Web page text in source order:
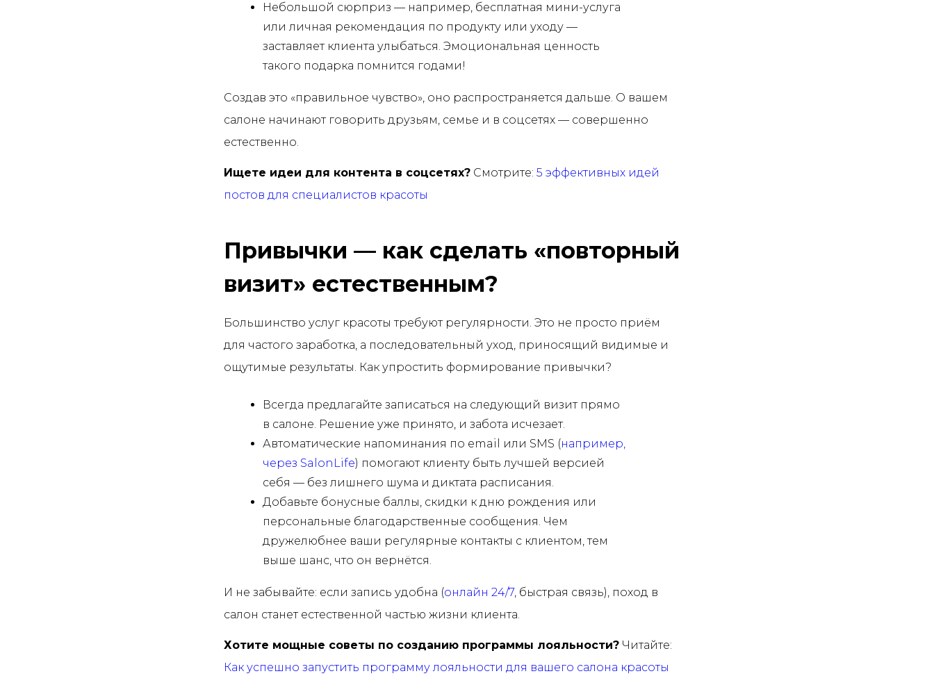
Небольшой сюрприз — например, бесплатная мини-услуга
или личная рекомендация по продукту или уходу —
заставляет клиента улыбаться. Эмоциональная ценность
такого подарка помнится годами!
Создав это «правильное чувство», оно распространяется дальше. О вашем
салоне начинают говорить друзьям, семье и в соцсетях — совершенно
естественно.
Ищете идеи для контента в соцсетях? Смотрите: 5 эффективных идей
постов для специалистов красоты
Привычки — как сделать «повторный
визит» естественным?
Большинство услуг красоты требуют регулярности. Это не просто приём
для частого заработка, а последовательный уход, приносящий видимые и
ощутимые результаты. Как упростить формирование привычки?
Всегда предлагайте записаться на следующий визит прямо
в салоне. Решение уже принято, и забота исчезает.
Автоматические напоминания по email или SMS (например,
через SalonLife) помогают клиенту быть лучшей версией
себя — без лишнего шума и диктата расписания.
Добавьте бонусные баллы, скидки к дню рождения или
персональные благодарственные сообщения. Чем
дружелюбнее ваши регулярные контакты с клиентом, тем
выше шанс, что он вернётся.
И не забывайте: если запись удобна (онлайн 24/7, быстрая связь), поход в
салон станет естественной частью жизни клиента.
Хотите мощные советы по созданию программы лояльности? Читайте:
Как успешно запустить программу лояльности для вашего салона красоты